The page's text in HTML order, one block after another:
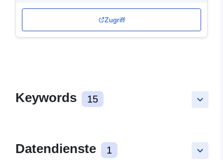
Zugriff
keyboard_arrow_down
Keywords 15
keyboard_arrow_down
Datendienste 1